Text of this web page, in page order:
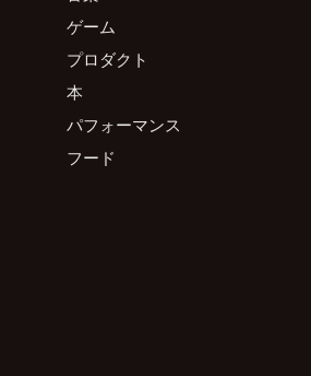
ゲーム
プロダクト
本
パフォーマンス
フード